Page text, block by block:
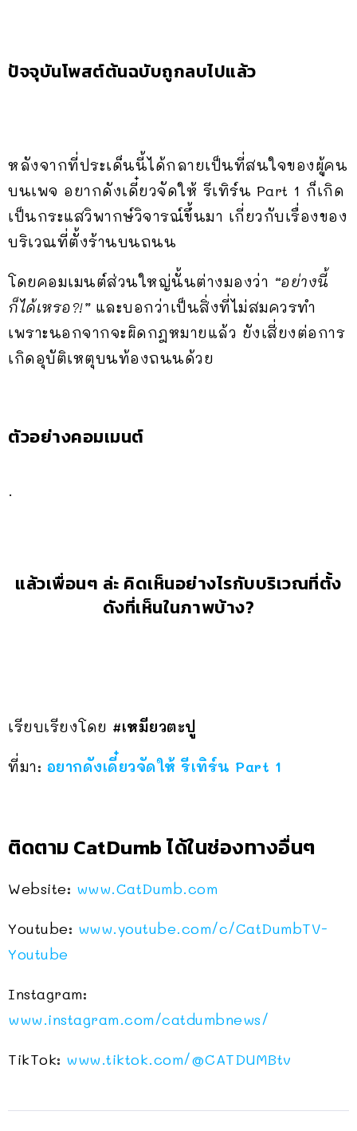
ปัจจุบันโพสต์ต้นฉบับถูกลบไปแล้ว
หลังจากที่ประเด็นนี้ได้กลายเป็นที่สนใจของผู้คน
บนเพจ อยากดังเดี๋ยวจัดให้ รีเทิร์น Part 1 ก็เกิด
เป็นกระแสวิพากษ์วิจารณ์ขึ้นมา เกี่ยวกับเรื่องของ
บริเวณที่ตั้งร้านบนถนน
โดยคอมเมนต์ส่วนใหญ่นั้นต่างมองว่า “อย่างนี้
ก็ได้เหรอ?!”และบอกว่าเป็นสิ่งที่ไม่สมควรทำ
เพราะนอกจากจะผิดกฎหมายแล้ว ยังเสี่ยงต่อการ
เกิดอุบัติเหตุบนท้องถนนด้วย
ตัวอย่างคอมเมนต์
.
แล้วเพื่อนๆ ล่ะ คิดเห็นอย่างไรกับบริเวณที่ตั้ง
ดังที่เห็นในภาพบ้าง?
เรียบเรียงโดย #เหมียวตะปู
ที่มา: อยากดังเดี๋ยวจัดให้ รีเทิร์น Part 1
ติดตาม CatDumb ได้ในช่องทางอื่นๆ
Website: www.CatDumb.com
Youtube: www.youtube.com/c/CatDumbTV-
Youtube
Instagram:
www.instagram.com/catdumbnews/
TikTok: www.tiktok.com/@CATDUMBtv